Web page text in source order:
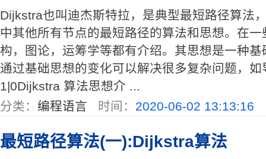
Dijkstra也叫迪杰斯特拉，是典型最短路径算法
中其他所有节点的最短路径的算法和思想。在
构，图论，运筹学等都有介绍。其思想是一种
通过基础思想的变化可以解决很多复杂问题，
1|0Dijkstra 算法思想介 ...
分类： 编程语言 时间： 2020-06-02 13:13:16
最短路径算法(一):Dijkstra算法